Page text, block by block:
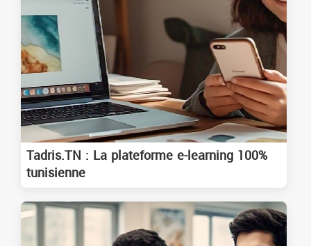
Tadris.TN : La plateforme e-learning 100%
tunisienne